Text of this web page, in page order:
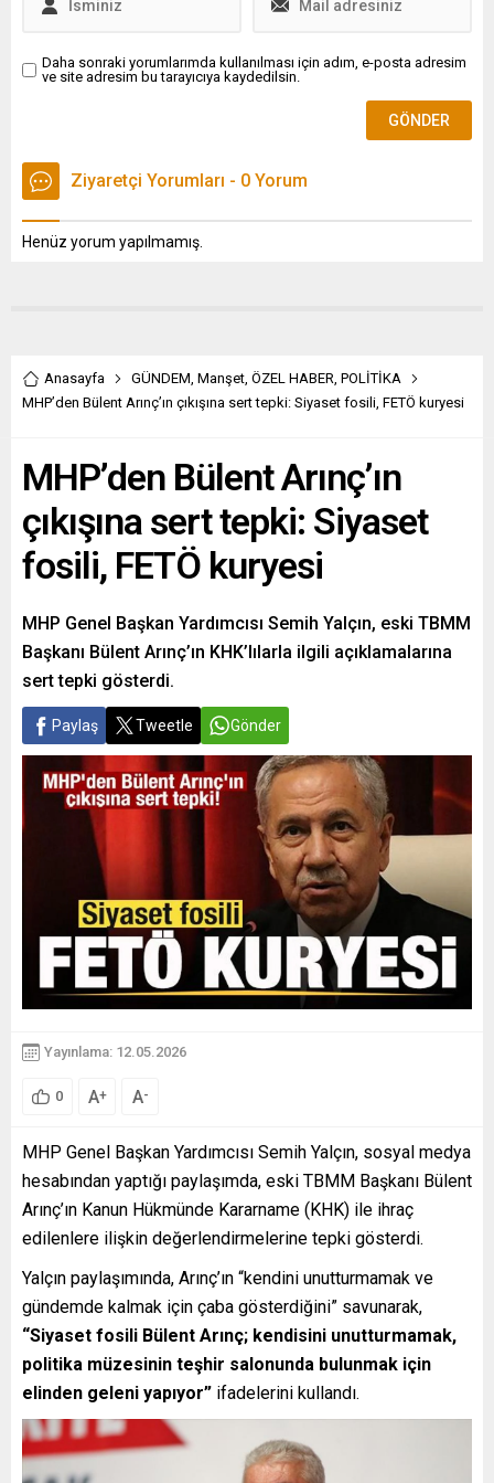
Daha sonraki yorumlarımda kullanılması için adım, e-posta adresim
ve site adresim bu tarayıcıya kaydedilsin.
Ziyaretçi Yorumları - 0 Yorum
Henüz yorum yapılmamış.
Anasayfa GÜNDEM, Manşet, ÖZEL HABER, POLİTİKA
MHP’den Bülent Arınç’ın çıkışına sert tepki: Siyaset fosili, FETÖ kuryesi
MHP’den Bülent Arınç’ın
çıkışına sert tepki: Siyaset
fosili, FETÖ kuryesi
MHP Genel Başkan Yardımcısı Semih Yalçın, eski TBMM
Başkanı Bülent Arınç’ın KHK’lılarla ilgili açıklamalarına
sert tepki gösterdi.
Paylaş Tweetle Gönder
Yayınlama: 12.05.2026
0 A+ A-
MHP Genel Başkan Yardımcısı Semih Yalçın, sosyal medya
hesabından yaptığı paylaşımda, eski TBMM Başkanı Bülent
Arınç’ın Kanun Hükmünde Kararname (KHK) ile ihraç
edilenlere ilişkin değerlendirmelerine tepki gösterdi.
Yalçın paylaşımında, Arınç’ın “kendini unutturmamak ve
gündemde kalmak için çaba gösterdiğini” savunarak,
“Siyaset fosili Bülent Arınç; kendisini unutturmamak,
politika müzesinin teşhir salonunda bulunmak için
elinden geleni yapıyor” ifadelerini kullandı.